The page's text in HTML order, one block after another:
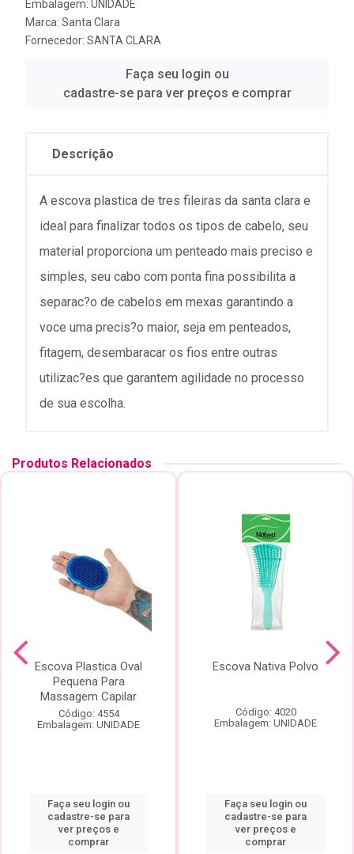
Embalagem: UNIDADE
Marca: Santa Clara
Fornecedor: SANTA CLARA
Faça seu login ou
cadastre-se para ver preços e comprar
Descrição
A escova plastica de tres fileiras da santa clara e
ideal para finalizar todos os tipos de cabelo, seu
material proporciona um penteado mais preciso e
simples, seu cabo com ponta fina possibilita a
separac?o de cabelos em mexas garantindo a
voce uma precis?o maior, seja em penteados,
fitagem, desembaracar os fios entre outras
utilizac?es que garantem agilidade no processo
de sua escolha.
Produtos Relacionados
Escova Plastica Oval
Pequena Para
Massagem Capilar
Código: 4554
Embalagem: UNIDADE
Faça seu login ou
cadastre-se para
ver preços e
comprar
Escova Nativa Polvo
Código: 4020
Embalagem: UNIDADE
Faça seu login ou
cadastre-se para
ver preços e
comprar